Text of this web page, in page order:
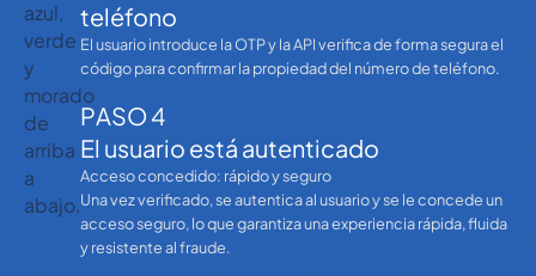
teléfono
El usuario introduce la OTP y la API verifica de forma segura el
código para confirmar la propiedad del número de teléfono.
PASO 4
El usuario está autenticado
Acceso concedido: rápido y seguro
Una vez verificado, se autentica al usuario y se le concede un
acceso seguro, lo que garantiza una experiencia rápida, fluida
y resistente al fraude.